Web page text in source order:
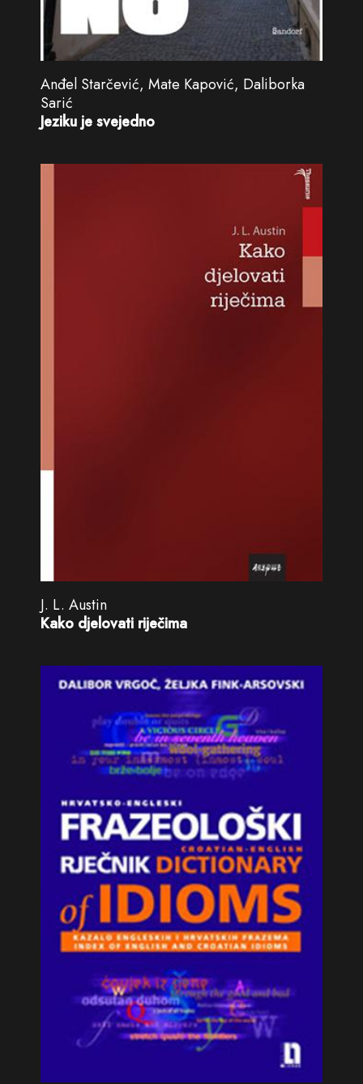
Anđel Starčević, Mate Kapović, Daliborka
Sarić
Jeziku je svejedno
J. L. Austin
Kako djelovati riječima